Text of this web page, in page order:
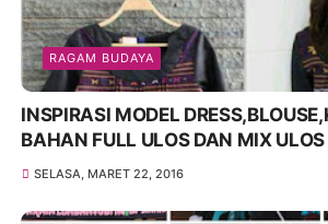
RAGAM BUDAYA
INSPIRASI MODEL
BAHAN FULL ULOS DAN MIX ULOS
SELASA, MARET 22, 2016